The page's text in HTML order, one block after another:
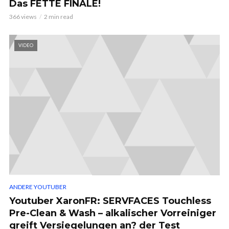
Das FETTE FINALE!
366 views 2 min read
VIDEO
ANDERE YOUTUBER
Youtuber XaronFR: SERVFACES Touchless
Pre-Clean & Wash – alkalischer Vorreiniger
greift Versiegelungen an? der Test